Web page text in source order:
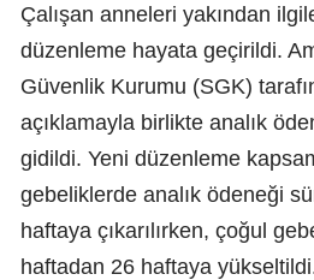
Çalışan anneleri yakından
düzenleme hayata geçirildi.
Güvenlik Kurumu (SGK)
açıklamayla birlikte analık
gidildi. Yeni düzenleme
gebeliklerde analık ödeneği
haftaya çıkarılırken, çoğul
haftadan 26 haftaya